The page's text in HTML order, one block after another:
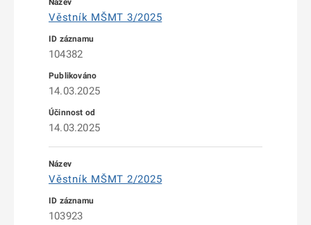
Věstník MŠMT 3/2025
104382
14.03.2025
14.03.2025
Věstník MŠMT 2/2025
103923